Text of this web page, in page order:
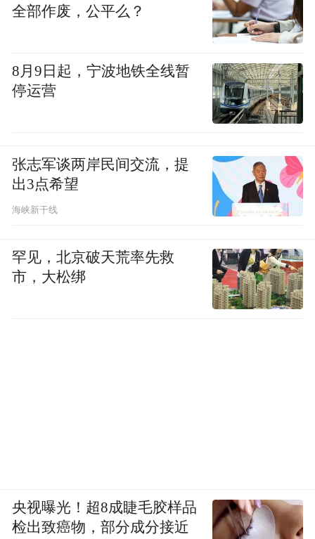
全部作废，公平么？
8月9日起，宁波地铁全线暂
停运营
张志军谈两岸民间交流，提
出3点希望
海峡新干线
罕见，北京破天荒率先救
市，大松绑
央视曝光！超8成睫毛胶样品
检出致癌物，部分成分接近